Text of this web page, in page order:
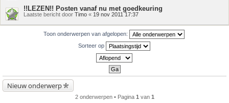
!!LEZEN!! Posten vanaf nu met goedkeuring
Laatste bericht door Timo « 19 nov 2011 17:37
Toon onderwerpen van afgelopen:
Sorteer op
Nieuw onderwerp
2 onderwerpen • Pagina 1 van 1